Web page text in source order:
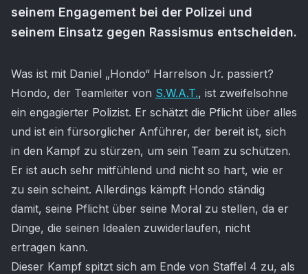
seinem Engagement bei der Polizei und
seinem Einsatz gegen Rassismus entscheiden.
Artikel-Inhalt
Was ist mit Daniel „Hondo“ Harrelson Jr. passiert?
Hondo, der Teamleiter von S.W.A.T., ist zweifelsohne
ein engagierter Polizist. Er schätzt die Pflicht über alles
und ist ein fürsorglicher Anführer, der bereit ist, sich
in den Kampf zu stürzen, um sein Team zu schützen.
Er ist auch sehr mitfühlend und nicht so hart, wie er
zu sein scheint. Allerdings kämpft Hondo ständig
damit, seine Pflicht über seine Moral zu stellen, da er
Dinge, die seinen Idealen zuwiderlaufen, nicht
ertragen kann.
Dieser Kampf spitzt sich am Ende von Staffel 4 zu, als